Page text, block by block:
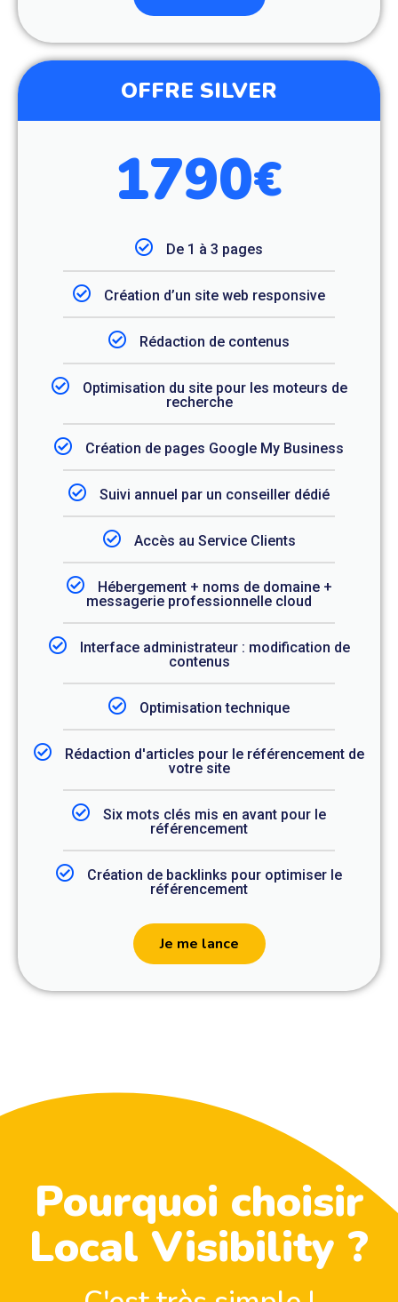
OFFRE SILVER
1790€
De 1 à 3 pages
Création d’un site web responsive
Rédaction de contenus
Optimisation du site pour les moteurs de
recherche
Création de pages Google My Business
Suivi annuel par un conseiller dédié
Accès au Service Clients
Hébergement + noms de domaine +
messagerie professionnelle cloud
Interface administrateur : modification de
contenus
Optimisation technique
Rédaction d'articles pour le référencement de
votre site
Six mots clés mis en avant pour le
référencement
Création de backlinks pour optimiser le
référencement
Je me lance
Pourquoi choisir
Local Visibility ?